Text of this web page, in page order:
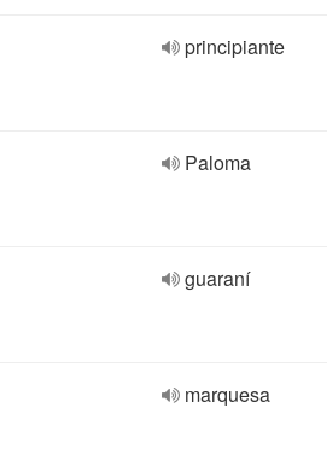
principiante
Paloma
guaraní
marquesa